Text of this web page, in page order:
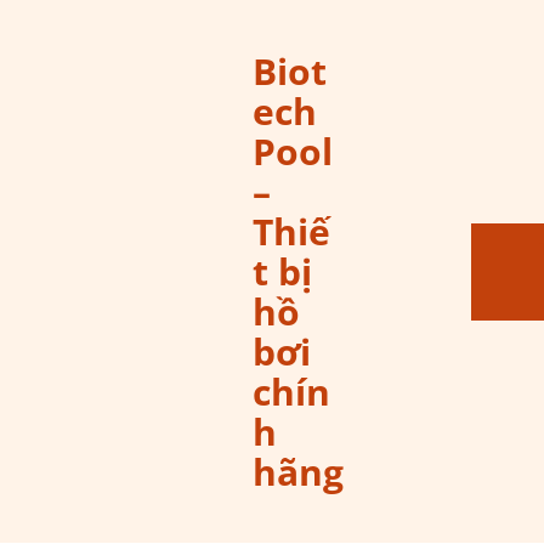
Biot
ech
Pool
–
Thiế
t bị
hồ
bơi
chín
h
hãng